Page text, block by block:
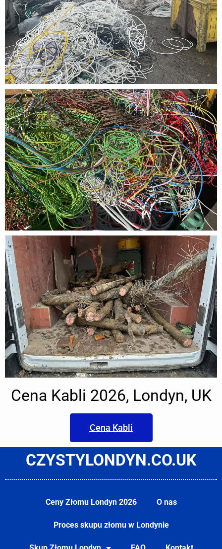
Cena Kabli 2026, Londyn, UK
Cena Kabli
CZYSTYLONDYN.CO.UK
Ceny Złomu Londyn 2026 O nas
Proces skupu złomu w Londynie